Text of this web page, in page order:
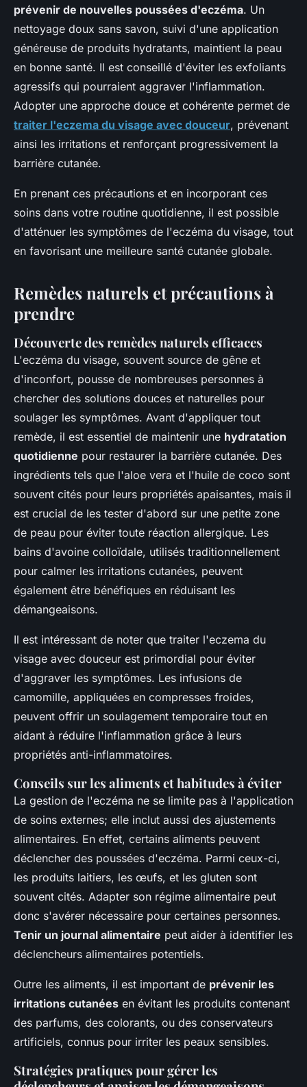
prévenir de nouvelles poussées d'eczéma. Un
nettoyage doux sans savon, suivi d'une application
généreuse de produits hydratants, maintient la peau
en bonne santé. Il est conseillé d'éviter les exfoliants
agressifs qui pourraient aggraver l'inflammation.
Adopter une approche douce et cohérente permet de
traiter l'eczema du visage avec douceur, prévenant
ainsi les irritations et renforçant progressivement la
barrière cutanée.
En prenant ces précautions et en incorporant ces
soins dans votre routine quotidienne, il est possible
d'atténuer les symptômes de l'eczéma du visage, tout
en favorisant une meilleure santé cutanée globale.
Remèdes naturels et précautions à
prendre
Découverte des remèdes naturels efficaces
L'eczéma du visage, souvent source de gêne et
d'inconfort, pousse de nombreuses personnes à
chercher des solutions douces et naturelles pour
soulager les symptômes. Avant d'appliquer tout
remède, il est essentiel de maintenir une hydratation
quotidienne pour restaurer la barrière cutanée. Des
ingrédients tels que l'aloe vera et l'huile de coco sont
souvent cités pour leurs propriétés apaisantes, mais il
est crucial de les tester d'abord sur une petite zone
de peau pour éviter toute réaction allergique. Les
bains d'avoine colloïdale, utilisés traditionnellement
pour calmer les irritations cutanées, peuvent
également être bénéfiques en réduisant les
démangeaisons.
Il est intéressant de noter que traiter l'eczema du
visage avec douceur est primordial pour éviter
d'aggraver les symptômes. Les infusions de
camomille, appliquées en compresses froides,
peuvent offrir un soulagement temporaire tout en
aidant à réduire l'inflammation grâce à leurs
propriétés anti-inflammatoires.
Conseils sur les aliments et habitudes à éviter
La gestion de l'eczéma ne se limite pas à l'application
de soins externes; elle inclut aussi des ajustements
alimentaires. En effet, certains aliments peuvent
déclencher des poussées d'eczéma. Parmi ceux-ci,
les produits laitiers, les œufs, et les gluten sont
souvent cités. Adapter son régime alimentaire peut
donc s'avérer nécessaire pour certaines personnes.
Tenir un journal alimentaire peut aider à identifier les
déclencheurs alimentaires potentiels.
Outre les aliments, il est important de prévenir les
irritations cutanées en évitant les produits contenant
des parfums, des colorants, ou des conservateurs
artificiels, connus pour irriter les peaux sensibles.
Stratégies pratiques pour gérer les